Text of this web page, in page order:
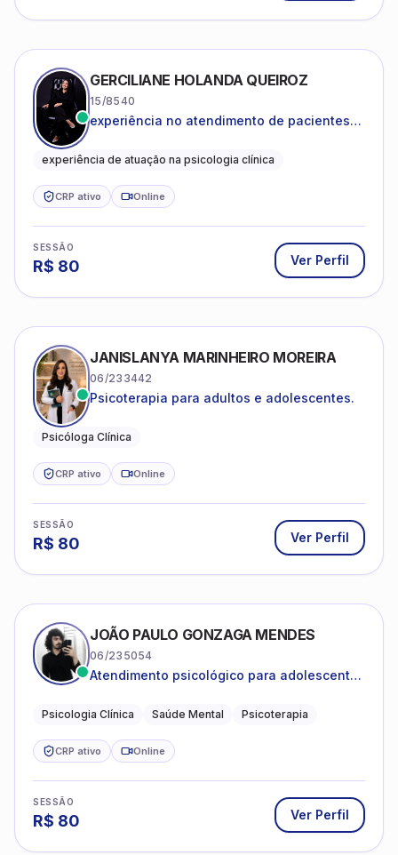
GERCILIANE HOLANDA QUEIROZ
15/8540
experiência no atendimento de pacientes
catastróficos e comportamentos
experiência de atuação na psicologia clínica
CRP ativo Online
SESSÃO
R$ 80 Ver Perfil
JANISLANYA MARINHEIRO MOREIRA
06/233442
Psicoterapia para adultos e adolescentes.
Psicóloga Clínica
CRP ativo Online
SESSÃO
R$ 80 Ver Perfil
JOÃO PAULO GONZAGA MENDES
06/235054
Atendimento psicológico para adolescentes
depressão e autoestima.
Psicologia Clínica Saúde Mental Psicoterapia
CRP ativo Online
SESSÃO
R$ 80 Ver Perfil